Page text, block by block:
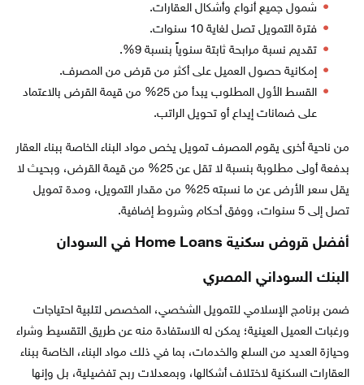
شمول جميع أنواع وأشكال العقارات.
فترة التمويل تصل لغاية 10 سنوات.
تقديم نسبة مرابحة ثابتة سنوياً بنسبة 9%.
إمكانية حصول العميل على أكثر من قرض من المصرف.
القسط الأول المطلوب يبدأ من 25% من قيمة القرض بالاعتماد
على ضمانات إيداع أو تحويل الراتب.
من ناحية أخرى يقوم المصرف تمويل يخص مواد البناء الخاصة ببناء العقار
بدفعة أولى مطلوبة بنسبة لا تقل عن 25% من قيمة القرض، وبحيث لا
يقل سعر الأرض عن ما نسبته 25% من مقدار التمويل، ومدة تمويل
تصل إلى 5 سنوات، ووفق أحكام وشروط إضافية.
أفضل قروض سكنية Home Loans في السودان
البنك السوداني المصري
ضمن برنامج الإسلامي للتمويل الشخصي، المخصص لتلبية احتياجات
ورغبات العميل العينية؛ يمكن له الاستفادة منه عن طريق التقسيط وشراء
وحيازة العديد من السلع والخدمات، بما في ذلك مواد البناء، الخاصة ببناء
العقارات السكنية لاختلاف أشكالها، وبمعدلات ربح تفضيلية، بل وإنها